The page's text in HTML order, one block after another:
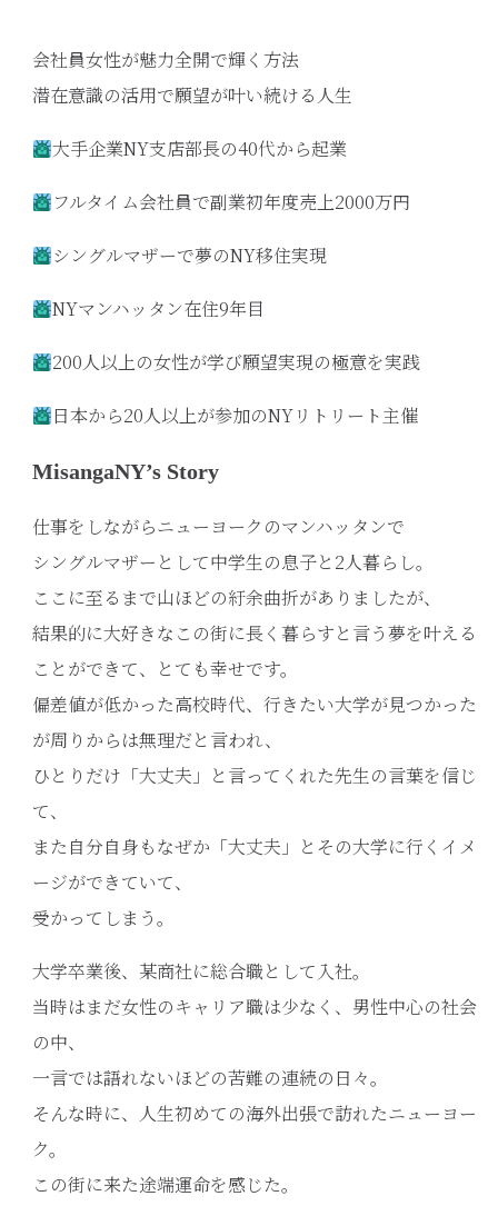
会社員女性が魅力全開で輝く方法
潜在意識の活用で願望が叶い続ける人生
大手企業NY支店部長の40代から起業
フルタイム会社員で副業初年度売上2000万円
シングルマザーで夢のNY移住実現
NYマンハッタン在住9年目
200人以上の女性が学び願望実現の極意を実践
日本から20人以上が参加のNYリトリート主催
MisangaNY’s Story
仕事をしながらニューヨークのマンハッタンで
シングルマザーとして中学生の息子と2人暮らし。
ここに至るまで山ほどの紆余曲折がありましたが、
結果的に大好きなこの街に長く暮らすと言う夢を叶える
ことができて、とても幸せです。
偏差値が低かった高校時代、行きたい大学が見つかった
が周りからは無理だと言われ、
ひとりだけ「大丈夫」と言ってくれた先生の言葉を信じ
て、
また自分自身もなぜか「大丈夫」とその大学に行くイメ
ージができていて、
受かってしまう。
大学卒業後、某商社に総合職として入社。
当時はまだ女性のキャリア職は少なく、男性中心の社会
の中、
一言では語れないほどの苦難の連続の日々。
そんな時に、人生初めての海外出張で訪れたニューヨー
ク。
この街に来た途端運命を感じた。